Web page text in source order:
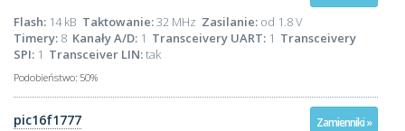
Flash: 14 kB Taktowanie:32 MHz Zasilanie: od 1.8 V
Timery: 8 Kanały A/D: 1 Transceivery UART: 1 Transceivery
SPI: 1 Transceiver LIN:tak
Podobieństwo: 50%
Zamienniki »
pic16f1777